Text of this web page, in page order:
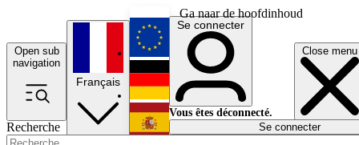
Ga naar de hoofdinhoud
Open sub
navigation
Close menu
Recherche
Français
English
Deutsch
Español
Se connecter
Vous êtes déconnecté.
Se connecter